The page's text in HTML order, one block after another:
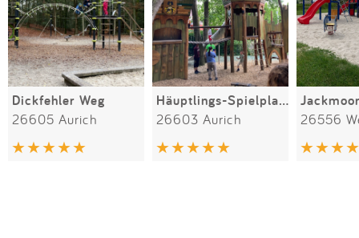
Dickfehler Weg
26605 Aurich
Häuptlings-Spielplatz Nürnberger Wall
26603 Aurich 26556